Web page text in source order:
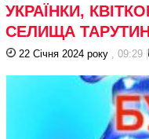
УКРАЇНКИ,
СЕЛИЩА
22 Січня 2024 року , 09:29 |